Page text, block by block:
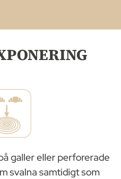
galler eller perforerade
svalna samtidigt som